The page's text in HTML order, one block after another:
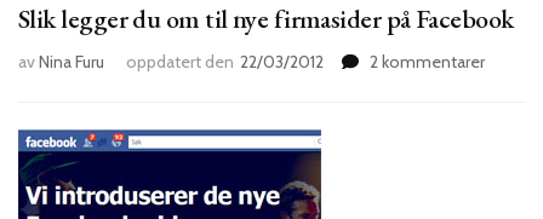
Slik legger du om til nye firmasider på Facebook
avNina Furu oppdatert den 22/03/2012 2 kommentarertil